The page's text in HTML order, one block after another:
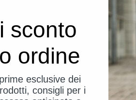
sconto
ordine
esclusive dei
consigli per i